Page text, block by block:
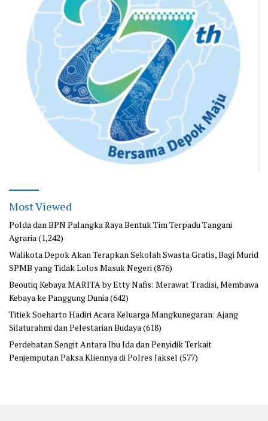
Most Viewed
Polda dan BPN Palangka Raya Bentuk Tim Terpadu Tangani
Agraria (1,242)
Walikota Depok Akan Terapkan Sekolah Swasta Gratis, Bagi Murid
SPMB yang Tidak Lolos Masuk Negeri (876)
Beoutiq Kebaya MARITA by Etty Nafis: Merawat Tradisi, Membawa
Kebaya ke Panggung Dunia (642)
Titiek Soeharto Hadiri Acara Keluarga Mangkunegaran: Ajang
Silaturahmi dan Pelestarian Budaya (618)
Perdebatan Sengit Antara Ibu Ida dan Penyidik Terkait
Penjemputan Paksa Kliennya di Polres Jaksel (577)